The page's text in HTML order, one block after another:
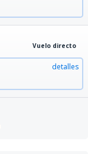
Vuelo directo
detalles